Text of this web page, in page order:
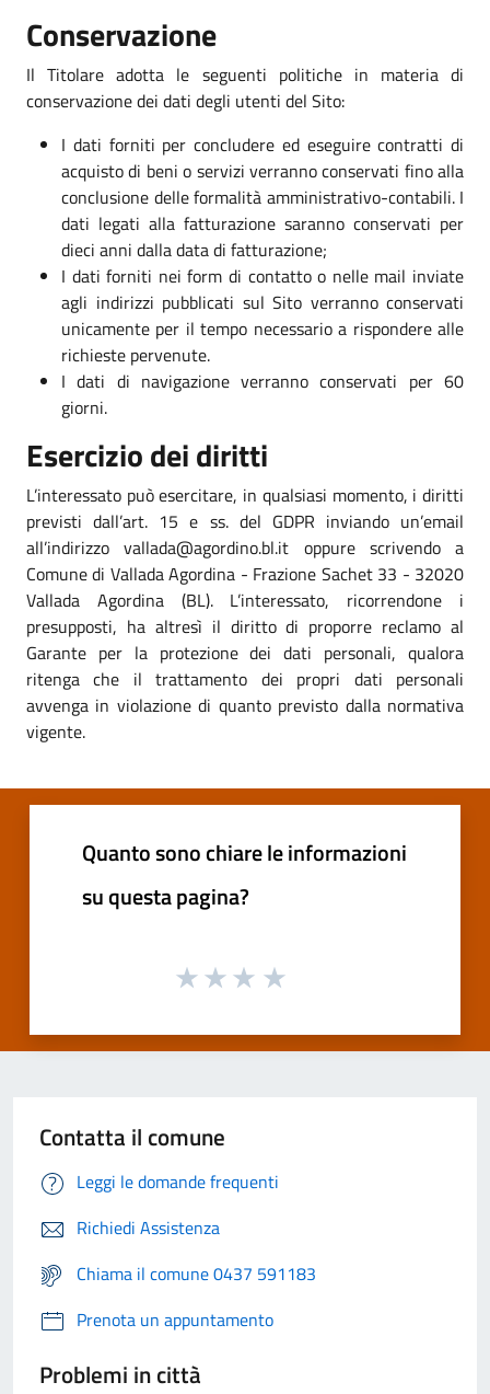
Conservazione
Il Titolare adotta le seguenti politiche in materia di
conservazione dei dati degli utenti del Sito:
I dati forniti per concludere ed eseguire contratti di
acquisto di beni o servizi verranno conservati fino alla
conclusione delle formalità amministrativo-contabili. I
dati legati alla fatturazione saranno conservati per
dieci anni dalla data di fatturazione;
I dati forniti nei form di contatto o nelle mail inviate
agli indirizzi pubblicati sul Sito verranno conservati
unicamente per il tempo necessario a rispondere alle
richieste pervenute.
I dati di navigazione verranno conservati per 60
giorni.
Esercizio dei diritti
L’interessato può esercitare, in qualsiasi momento, i diritti
previsti dall’art. 15 e ss. del GDPR inviando un’email
all’indirizzo vallada@agordino.bl.it oppure scrivendo a
Comune di Vallada Agordina - Frazione Sachet 33 - 32020
Vallada Agordina (BL). L’interessato, ricorrendone i
presupposti, ha altresì il diritto di proporre reclamo al
Garante per la protezione dei dati personali, qualora
ritenga che il trattamento dei propri dati personali
avvenga in violazione di quanto previsto dalla normativa
vigente.
Quanto sono chiare le informazioni
su questa pagina?
Contatta il comune
Leggi le domande frequenti
Richiedi Assistenza
Chiama il comune 0437 591183
Prenota un appuntamento
Problemi in città